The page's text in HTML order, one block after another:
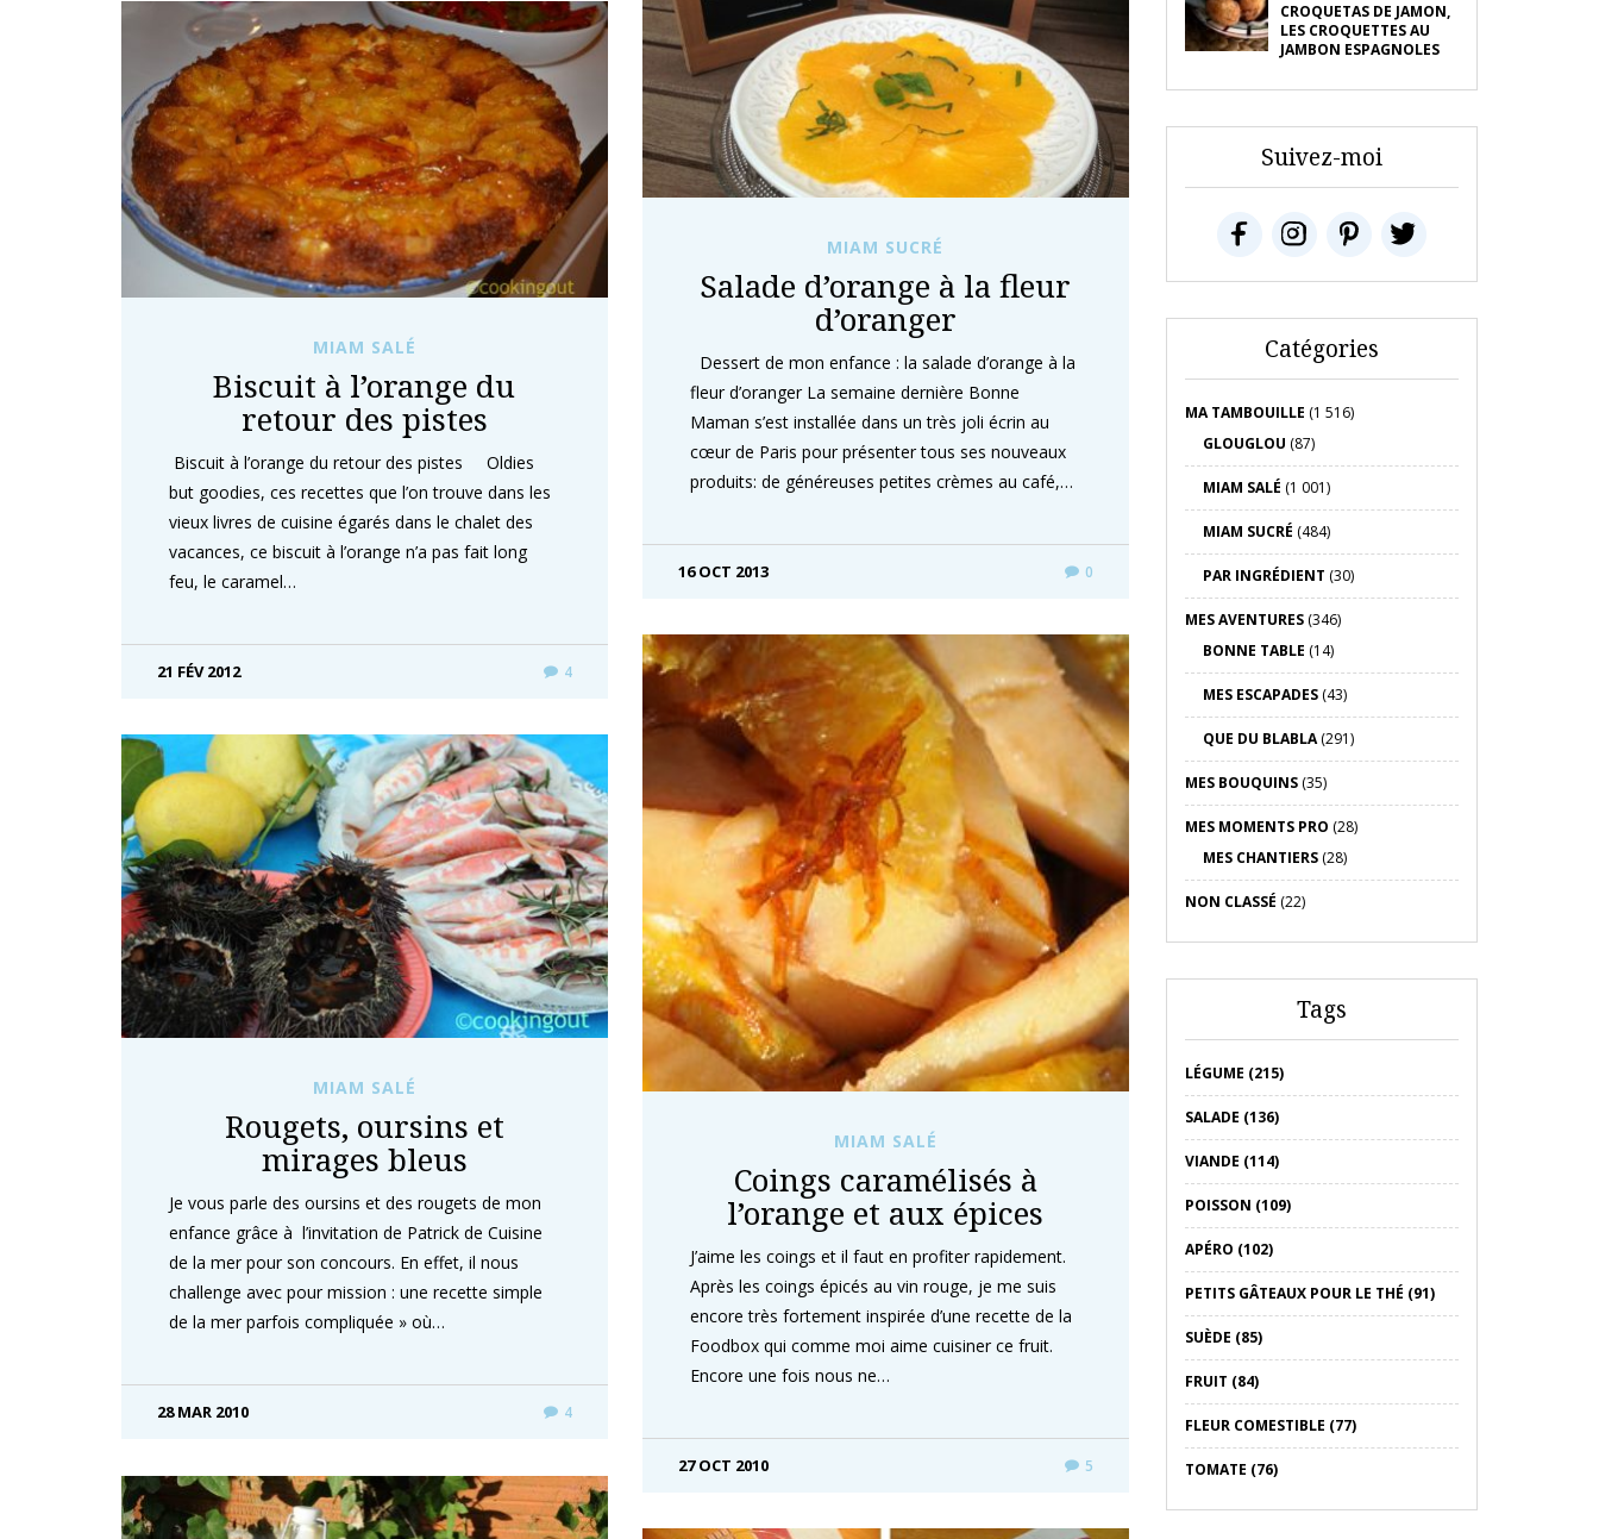
MIAM SUCRÉ
Salade d’orange à la fleur
d’oranger
Dessert de mon enfance : la salade d’orange à la
fleur d’oranger La semaine dernière Bonne
Maman s’est installée dans un très joli écrin au
cœur de Paris pour présenter tous ses nouveaux
produits: de généreuses petites crèmes au café,…
16 OCT 2013 0
MIAM SALÉ
Biscuit à l’orange du
retour des pistes
Biscuit à l’orange du retour des pistes Oldies
but goodies, ces recettes que l’on trouve dans les
vieux livres de cuisine égarés dans le chalet des
vacances, ce biscuit à l’orange n’a pas fait long
feu, le caramel…
21 FÉV 2012 4
MIAM SALÉ
Coings caramélisés à
l’orange et aux épices
J’aime les coings et il faut en profiter rapidement.
Après les coings épicés au vin rouge, je me suis
encore très fortement inspirée d’une recette de la
Foodbox qui comme moi aime cuisiner ce fruit.
Encore une fois nous ne…
27 OCT 2010 5
MIAM SALÉ
Rougets, oursins et
mirages bleus
Je vous parle des oursins et des rougets de mon
enfance grâce à l’invitation de Patrick de Cuisine
de la mer pour son concours. En effet, il nous
challenge avec pour mission : une recette simple
de la mer parfois compliquée » où…
28 MAR 2010 4
CROQUETAS DE JAMON,
LES CROQUETTES AU
JAMBON ESPAGNOLES
Suivez-moi
Catégories
MA TAMBOUILLE (1 516)
GLOUGLOU (87)
MIAM SALÉ (1 001)
MIAM SUCRÉ (484)
PAR INGRÉDIENT (30)
MES AVENTURES(346)
BONNE TABLE (14)
MES ESCAPADES(43)
QUE DU BLABLA(291)
MES BOUQUINS(35)
MES MOMENTS PRO (28)
MES CHANTIERS(28)
NON CLASSÉ (22)
Tags
LÉGUME (215)
SALADE (136)
VIANDE (114)
POISSON (109)
APÉRO (102)
PETITS GÂTEAUX POUR LE THÉ (91)
SUÈDE (85)
FRUIT (84)
FLEUR COMESTIBLE (77)
TOMATE (76)